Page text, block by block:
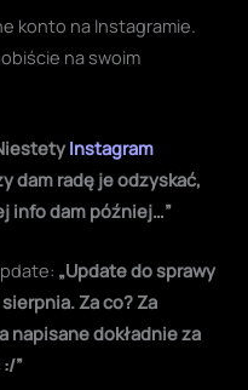
konto na Instagramie.
na swoim
Instagram
dam radę je odzyskać,
info dam później…”
„Update do sprawy
Za co? Za
napisane dokładnie za
”